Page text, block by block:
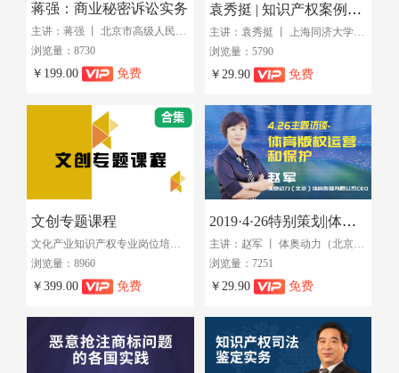
蒋强：商业秘密诉讼实务
主讲：蒋强 丨 北京市高级人民法院知识产权庭
浏览量：8730
￥199.00 免费
袁秀挺 | 知识产权案例指导和指导案例
主讲：袁秀挺 丨 上海同济大学法学院副教授
浏览量：5790
￥29.90 免费
文创专题课程
文化产业知识产权专业岗位培训班（第三期课程）
浏览量：8960
￥399.00 免费
2019·4·26特别策划|体奥动力赵军：体育产业人的IP 视角
主讲：赵军 丨 体奥动力（北京）体育传播有限公司CEO
浏览量：7251
￥29.90 免费